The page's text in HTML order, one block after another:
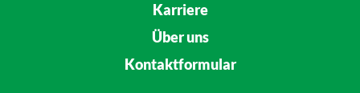
Karriere
Über uns
Kontaktformular